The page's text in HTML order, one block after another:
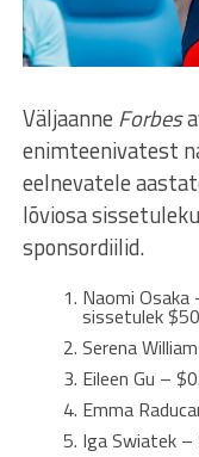
Väljaanne Forbes
enimteenivatest
eelnevatele
lõviosa
sponsordiilid.
Naomi Osaka
sissetulek
Serena
Eileen Gu –
Emma
Iga Swiatek